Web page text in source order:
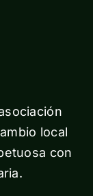
local
con